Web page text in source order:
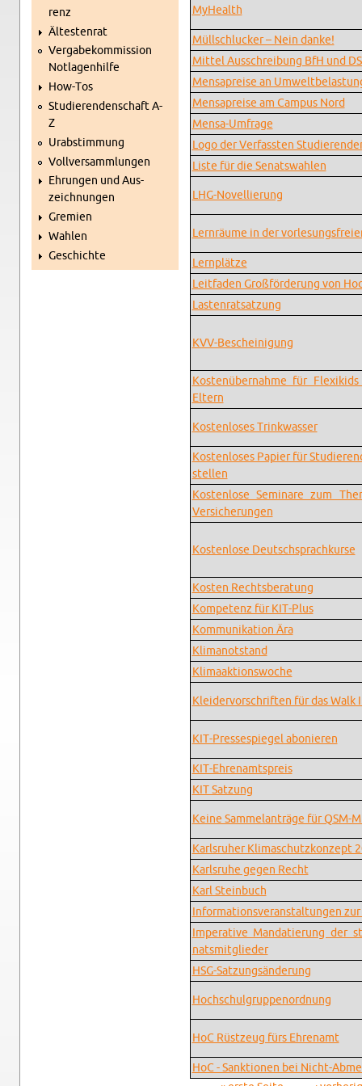
renz
Äl­tes­ten­rat
Ver­ga­be­kom­mis­si­on
Not­la­gen­hil­fe
How-Tos
Stu­die­ren­den­schaft A-
Z
Ur­ab­stim­mung
Voll­ver­samm­lun­gen
Eh­run­gen und Aus­
zeich­nun­gen
Gre­mi­en
Wah­len
Ge­schich­te
MyHe­alth
Müll­schlu­cker – Nein danke!
Mit­tel Aus­schrei­bung BfH und
Men­sa­prei­se an
Men­sa­prei­se am Cam­pus Nord
Men­sa-Um­fra­ge
Logo der Ver­fass­ten
Liste für die Se­nats­wah­len
LHG-No­vel­lie­rung
Lern­räu­me in der
Lern­plät­ze
Leit­fa­den Groß­för­de­rung von
Las­ten­rat­sat­zung
KVV-Be­schei­ni­gung
Kos­ten­über­nah­me für
El­tern
Kos­ten­lo­ses Trink­was­ser
Kos­ten­lo­ses Pa­pier für
stel­len
Kos­ten­lo­se Se­mi­na­re zum
Ver­si­che­run­gen
Kos­ten­lo­se Deutsch­sprach­kur­se
Kos­ten Rechts­be­ra­tung
Kom­pe­tenz für KIT-Plus
Kom­mu­ni­ka­ti­on Ära
Kli­ma­not­stand
Kli­maak­ti­ons­wo­che
Klei­der­vor­schrif­ten für das Walk
KIT-Pres­se­spie­gel abo­nie­ren
KIT-Eh­ren­amts­preis
KIT Sat­zung
Keine Sam­mel­an­trä­ge für QSM-
Karls­ru­her Kli­ma­schutz­kon­zept
Karls­ru­he gegen Recht
Karl Stein­buch
In­for­ma­ti­ons­ver­an­stal­tun­gen
Im­pe­ra­ti­ve Man­da­tie­rung der
nats­mit­glie­der
HSG-Sat­zungs­än­de­rung
Hoch­schul­grup­pen­ord­nung
HoC Rüst­zeug fürs Eh­ren­amt
HoC - Sank­tio­nen bei Nicht-